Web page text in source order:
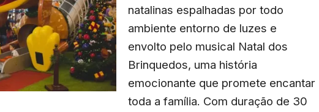
natalinas espalhadas por todo
ambiente entorno de luzes e
envolto pelo musical Natal dos
Brinquedos, uma história
emocionante que promete encantar
toda a família. Com duração de 30